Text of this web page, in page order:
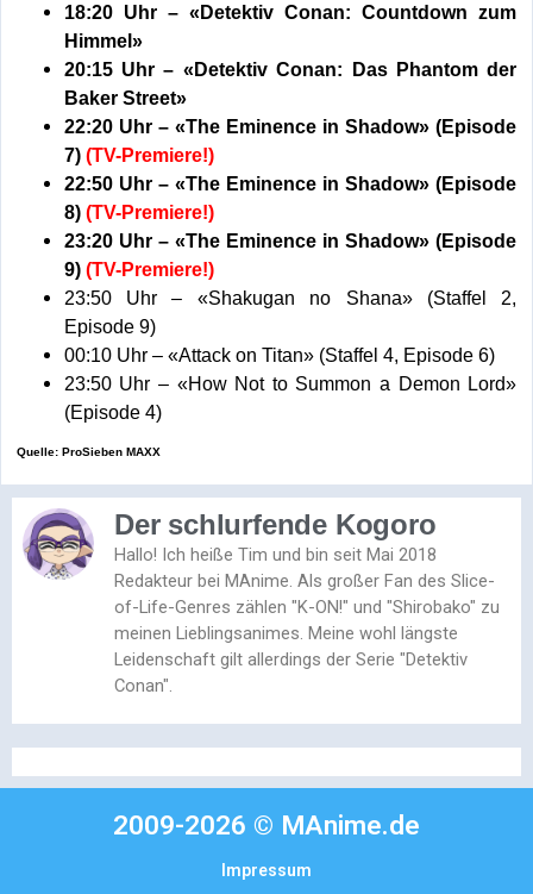
18:20 Uhr – «Detektiv Conan: Countdown zum
Himmel»
20:15 Uhr – «Detektiv Conan: Das Phantom der
Baker Street»
22:20 Uhr – «The Eminence in Shadow» (Episode
7) (TV-Premiere!)
22:50 Uhr – «The Eminence in Shadow» (Episode
8) (TV-Premiere!)
23:20 Uhr – «The Eminence in Shadow» (Episode
9) (TV-Premiere!)
23:50 Uhr – «Shakugan no Shana» (Staffel 2,
Episode 9)
00:10 Uhr – «Attack on Titan» (Staffel 4, Episode 6)
23:50 Uhr – «How Not to Summon a Demon Lord»
(Episode 4)
Quelle: ProSieben MAXX
Der schlurfende Kogoro
Hallo! Ich heiße Tim und bin seit Mai 2018
Redakteur bei MAnime. Als großer Fan des Slice-
of-Life-Genres zählen "K-ON!" und "Shirobako" zu
meinen Lieblingsanimes. Meine wohl längste
Leidenschaft gilt allerdings der Serie "Detektiv
Conan".
2009-2026 © MAnime.de
Impressum